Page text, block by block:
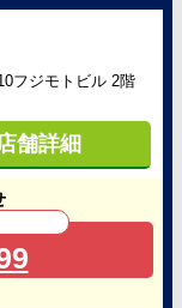
フジモトビル 2階
舗詳細